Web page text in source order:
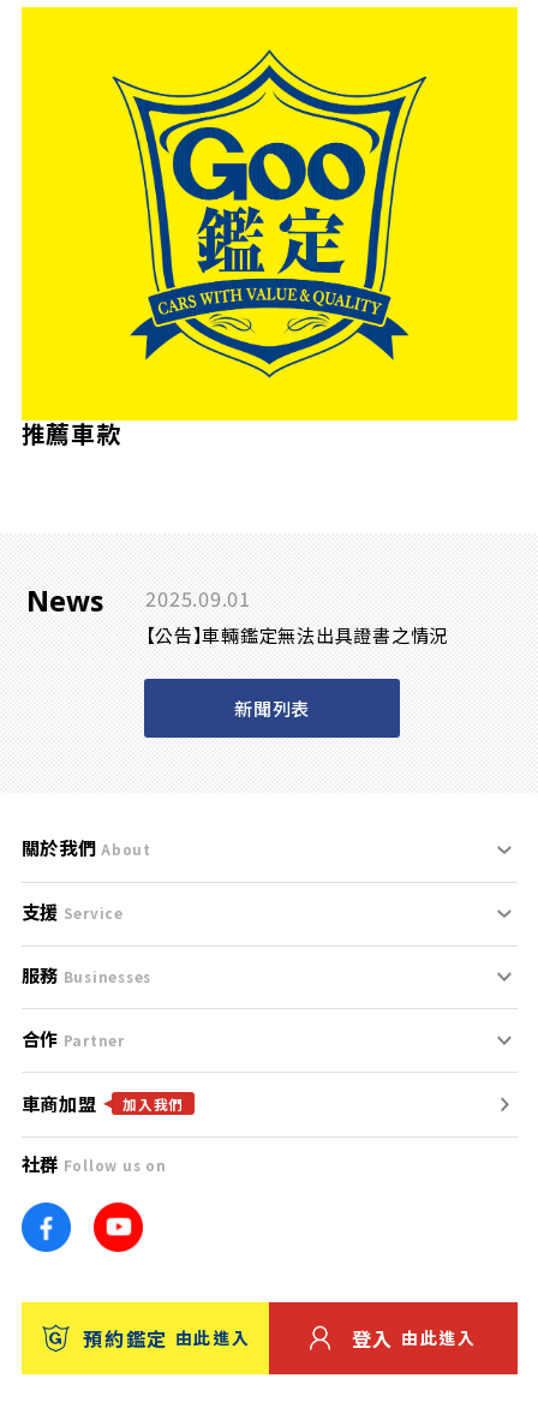
推薦車款
News 2025.09.01
【公告】車輛鑑定無法出具證書之情況
新聞列表
關於我們 About
刊登規範
服務條款
免責聲明
隱私權政策
團隊
車訊網
台灣優良中古車商大獎
支援 Service
支援中心
聯絡我們
服務 Businesses
什麼是Goo鑑定？
找好車
找好店
找海外車
消費者評價
保固
合作 Partner
合作夥伴
廣告合作
車商加盟 加入我們
社群 Follow us on
預約鑑定 由此進入 登入 由此進入